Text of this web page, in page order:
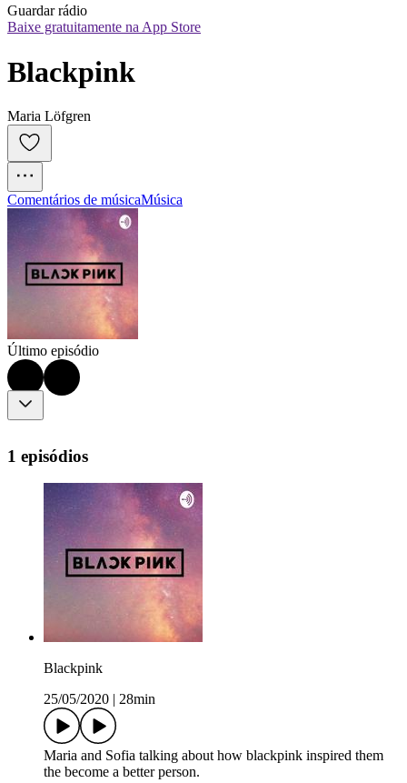
Guardar rádio
Baixe gratuitamente na App Store
Blackpink
Maria Löfgren
Comentários de músicaMúsica
Último episódio
1 episódios
Blackpink
25/05/2020
28min
Maria and Sofia talking about how blackpink inspired them
the become a better person.